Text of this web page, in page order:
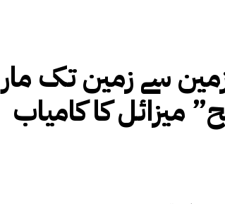
سے زمین تک مار
میزائل کا کامیاب